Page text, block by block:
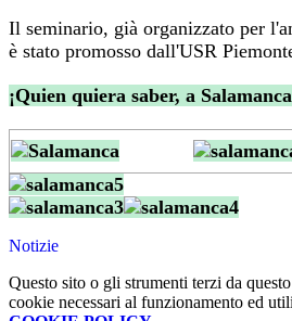
Il seminario, già organizzato per
è stato promosso dall'USR
¡Quien quiera saber, a
Notizie
Questo sito o gli strumenti terzi da
cookie necessari al funzionamento ed